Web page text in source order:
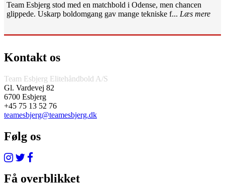
Team Esbjerg stod med en matchbold i Odense, men chancen
glippede. Uskarp boldomgang gav mange tekniske f... Læs mere
Kontakt os
Team Esbjerg Elitehåndbold A/S
Gl. Vardevej 82
6700 Esbjerg
+45 75 13 52 76
teamesbjerg@teamesbjerg.dk
Følg os
Få overblikket